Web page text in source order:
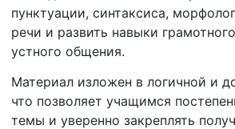
пунктуации, синтаксиса,
речи и развить навыки
устного общения.
Материал изложен в логичной и
что позволяет учащимся
темы и уверенно закреплять